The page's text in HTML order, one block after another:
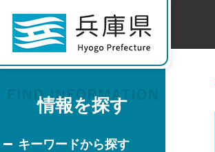
情報を探す
キーワードから探す